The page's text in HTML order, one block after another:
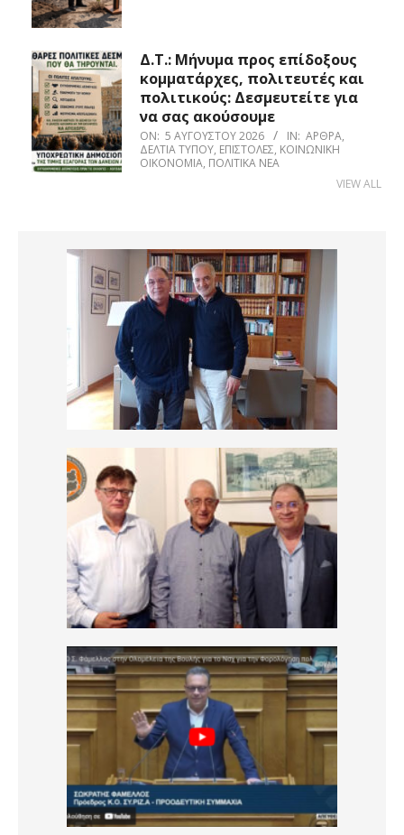
Δ.Τ.: Μήνυμα προς επίδοξους
κομματάρχες, πολιτευτές και
πολιτικούς: Δεσμευτείτε για
να σας ακούσουμε
ON: 5 ΑΥΓΟΎΣΤΟΥ 2026 IN: ΆΡΘΡΑ,
ΔΕΛΤΊΑ ΤΎΠΟΥ, ΕΠΙΣΤΟΛΈΣ, ΚΟΙΝΩΝΙΚΉ
ΟΙΚΟΝΟΜΊΑ, ΠΟΛΙΤΙΚΆ ΝΈΑ
VIEW ALL